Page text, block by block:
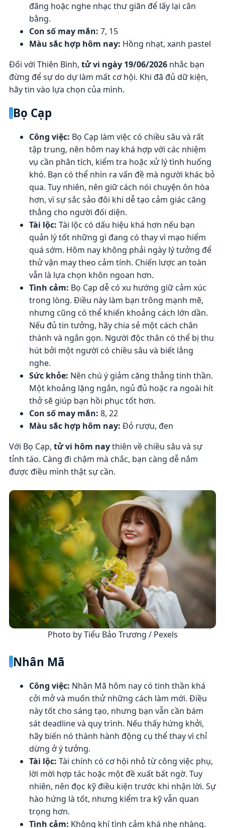
đãng hoặc nghe nhạc thư giãn để lấy lại cân
bằng.
Con số may mắn: 7, 15
Màu sắc hợp hôm nay: Hồng nhạt, xanh pastel
Đối với Thiên Bình, tử vi ngày 19/06/2026nhắc bạn
đừng để sự do dự làm mất cơ hội. Khi đã đủ dữ kiện,
hãy tin vào lựa chọn của mình.
Bọ Cạp
Công việc: Bọ Cạp làm việc có chiều sâu và rất
tập trung, nên hôm nay khá hợp với các nhiệm
vụ cần phân tích, kiểm tra hoặc xử lý tình huống
khó. Bạn có thể nhìn ra vấn đề mà người khác bỏ
qua. Tuy nhiên, nên giữ cách nói chuyện ôn hòa
hơn, vì sự sắc sảo đôi khi dễ tạo cảm giác căng
thẳng cho người đối diện.
Tài lộc: Tài lộc có dấu hiệu khá hơn nếu bạn
quản lý tốt những gì đang có thay vì mạo hiểm
quá sớm. Hôm nay không phải ngày lý tưởng để
thử vận may theo cảm tính. Chiến lược an toàn
vẫn là lựa chọn khôn ngoan hơn.
Tình cảm: Bọ Cạp dễ có xu hướng giữ cảm xúc
trong lòng. Điều này làm bạn trông mạnh mẽ,
nhưng cũng có thể khiến khoảng cách lớn dần.
Nếu đủ tin tưởng, hãy chia sẻ một cách chân
thành và ngắn gọn. Người độc thân có thể bị thu
hút bởi một người có chiều sâu và biết lắng
nghe.
Sức khỏe: Nên chú ý giảm căng thẳng tinh thần.
Một khoảng lặng ngắn, ngủ đủ hoặc ra ngoài hít
thở sẽ giúp bạn hồi phục tốt hơn.
Con số may mắn: 8, 22
Màu sắc hợp hôm nay: Đỏ rượu, đen
Với Bọ Cạp, tử vi hôm naythiên về chiều sâu và sự
tỉnh táo. Càng đi chậm mà chắc, bạn càng dễ nắm
được điều mình thật sự cần.
Photo by Tiểu Bảo Trương / Pexels
Nhân Mã
Công việc: Nhân Mã hôm nay có tinh thần khá
cởi mở và muốn thử những cách làm mới. Điều
này tốt cho sáng tạo, nhưng bạn vẫn cần bám
sát deadline và quy trình. Nếu thấy hứng khởi,
hãy biến nó thành hành động cụ thể thay vì chỉ
dừng ở ý tưởng.
Tài lộc: Tài chính có cơ hội nhỏ từ công việc phụ,
lời mời hợp tác hoặc một đề xuất bất ngờ. Tuy
nhiên, nên đọc kỹ điều kiện trước khi nhận lời. Sự
hào hứng là tốt, nhưng kiểm tra kỹ vẫn quan
trọng hơn.
Tình cảm: Không khí tình cảm khá nhẹ nhàng.